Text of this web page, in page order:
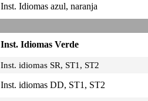
Inst. Idiomas azul, naranja
Inst. Idiomas Verde
Inst. idiomas SR, ST1, ST2
Inst. idiomas DD, ST1, ST2